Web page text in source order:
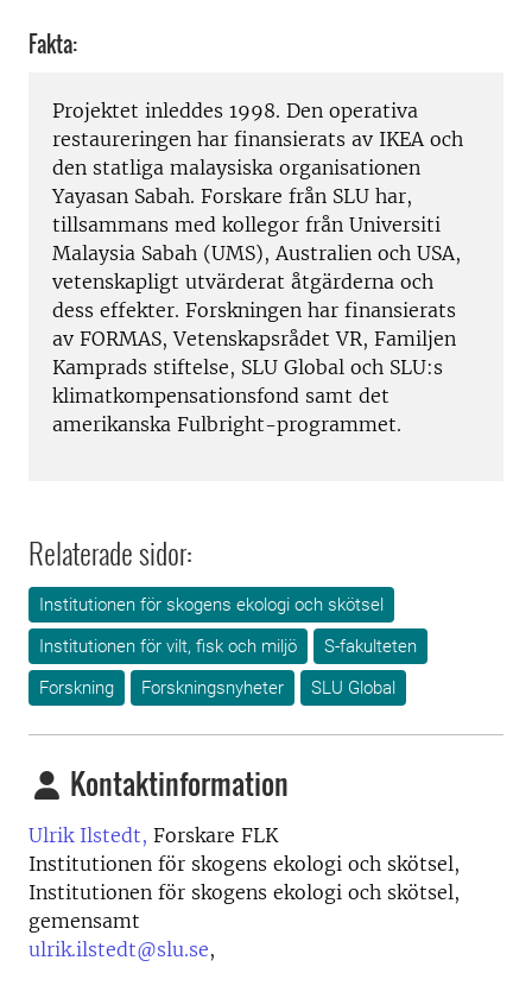
Fakta:
Projektet inleddes 1998. Den operativa
restaureringen har finansierats av IKEA och
den statliga malaysiska organisationen
Yayasan Sabah. Forskare från SLU har,
tillsammans med kollegor från Universiti
Malaysia Sabah (UMS), Australien och USA,
vetenskapligt utvärderat åtgärderna och
dess effekter. Forskningen har finansierats
av FORMAS, Vetenskapsrådet VR, Familjen
Kamprads stiftelse, SLU Global och SLU:s
klimatkompensationsfond samt det
amerikanska Fulbright-programmet.
Relaterade sidor:
Institutionen för skogens ekologi och skötsel
Institutionen för vilt, fisk och miljö
S-fakulteten
Forskning
Forskningsnyheter SLU Global
Kontaktinformation
Ulrik Ilstedt, Forskare FLK
Institutionen för skogens ekologi och skötsel,
Institutionen för skogens ekologi och skötsel,
gemensamt
ulrik.ilstedt@slu.se,